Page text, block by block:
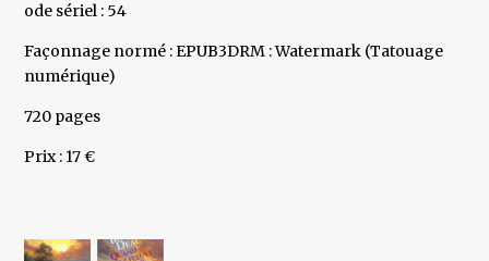
ode sériel : 54
Façonnage normé : EPUB3DRM : Watermark (Tatouage
numérique)
720 pages
Prix : 17 €